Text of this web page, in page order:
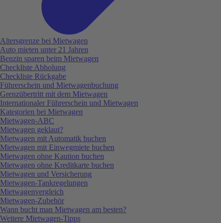
Altersgrenze bei Mietwagen
Auto mieten unter 21 Jahren
Benzin sparen beim Mietwagen
Checkliste Abholung
Checkliste Rückgabe
Führerschein und Mietwagenbuchung
Grenzübertritt mit dem Mietwagen
Internationaler Führerschein und Mietwagen
Kategorien bei Mietwagen
Mietwagen-ABC
Mietwagen geklaut?
Mietwagen mit Automatik buchen
Mietwagen mit Einwegmiete buchen
Mietwagen ohne Kaution buchen
Mietwagen ohne Kreditkarte buchen
Mietwagen und Versicherung
Mietwagen-Tankregelungen
Mietwagenvergleich
Mietwagen-Zubehör
Wann bucht man Mietwagen am besten?
Weitere Mietwagen-Tipps